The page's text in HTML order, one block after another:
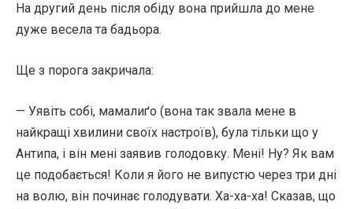
На другий день після обіду вона прийшла до мене
дуже весела та бадьора.
Ще з порога закричала:
— Уявіть собі, мамалиґо (вона так звала мене в
найкращі хвилини своїх настроїв), була тільки що у
Антипа, і він мені заявив голодовку. Мені! Ну? Як вам
це подобається! Коли я його не випустю через три дні
на волю, він починає голодувати. Ха-ха-ха! Сказав, що